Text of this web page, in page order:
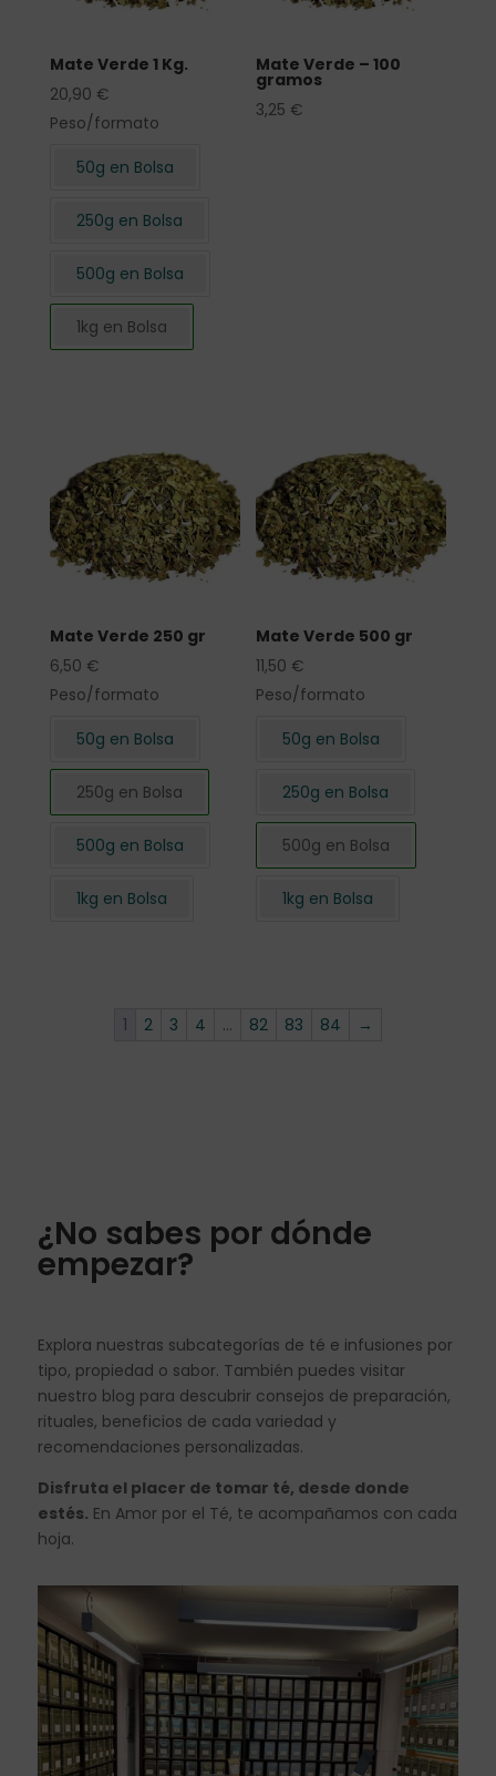
Mate Verde 1 Kg.
20,90 €
Peso/formato
50g en Bolsa
250g en Bolsa
500g en Bolsa
1kg en Bolsa
Mate Verde – 100
gramos
3,25 €
Mate Verde 250 gr
6,50 €
Peso/formato
50g en Bolsa
250g en Bolsa
500g en Bolsa
1kg en Bolsa
Mate Verde 500 gr
11,50 €
Peso/formato
50g en Bolsa
250g en Bolsa
500g en Bolsa
1kg en Bolsa
1 2 3 4 … 82 83 84 →
¿No sabes por dónde
empezar?
Explora nuestras subcategorías de té e infusiones por
tipo, propiedad o sabor. También puedes visitar
nuestro blog para descubrir consejos de preparación,
rituales, beneficios de cada variedad y
recomendaciones personalizadas.
Disfruta el placer de tomar té, desde donde
estés. En Amor por el Té, te acompañamos con cada
hoja.